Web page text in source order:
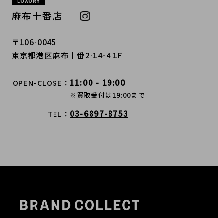
麻布十番店
〒106-0045
東京都港区麻布十番2-14-4 1F
OPEN-CLOSE 11:00 - 19:00
※買取受付は19:00まで
TEL 03-6897-8753